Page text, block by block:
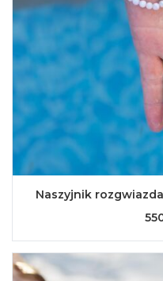
Naszyjnik